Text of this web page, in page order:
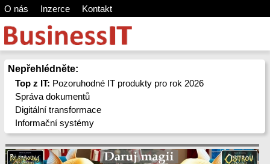
O nás Inzerce Kontakt
Nepřehlédněte:
Top z IT: Pozoruhodné IT produkty pro rok 2026
Správa dokumentů
Digitální transformace
Informační systémy